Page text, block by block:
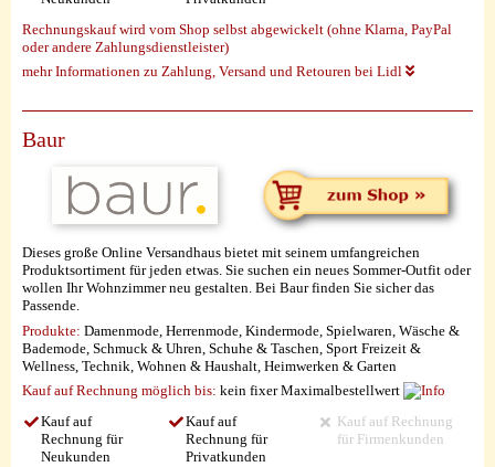
Rechnungskauf wird vom Shop selbst abgewickelt (ohne Klarna, PayPal
oder andere Zahlungsdienstleister)
mehr Informationen zu Zahlung, Versand und Retouren bei Lidl
Baur
Dieses große Online Versandhaus bietet mit seinem umfangreichen
Produktsortiment für jeden etwas. Sie suchen ein neues Sommer-Outfit oder
wollen Ihr Wohnzimmer neu gestalten. Bei Baur finden Sie sicher das
Passende.
Produkte: Damenmode, Herrenmode, Kindermode, Spielwaren, Wäsche &
Bademode, Schmuck & Uhren, Schuhe & Taschen, Sport Freizeit &
Wellness, Technik, Wohnen & Haushalt, Heimwerken & Garten
Kauf auf Rechnung möglich bis: kein fixer Maximalbestellwert
Kauf auf
Rechnung für
Neukunden
Kauf auf
Rechnung für
Privatkunden
Kauf auf Rechnung
für Firmenkunden